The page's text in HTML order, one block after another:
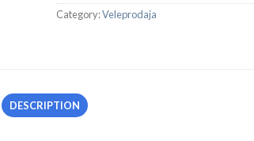
Category:Veleprodaja
DESCRIPTION